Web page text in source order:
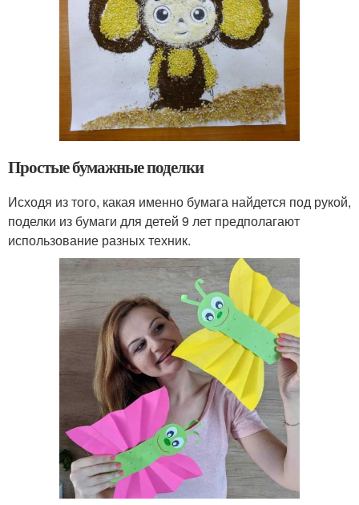
Простые бумажные поделки
Исходя из того, какая именно бумага найдется под рукой,
поделки из бумаги для детей 9 лет предполагают
использование разных техник.